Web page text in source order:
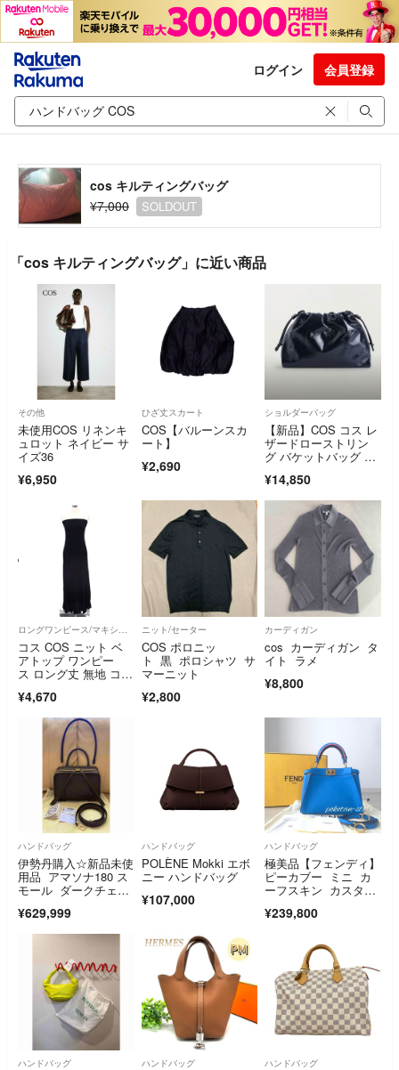
ログイン 会員登録
cos キルティングバッグ
¥7,000
SOLDOUT
「cos キルティングバッグ」に近い商品
その他
未使用COS リネンキ
ュロット ネイビー サ
イズ36
¥6,950
ひざ丈スカート
COS【バルーンスカ
ート】
¥2,690
ショルダーバッグ
【新品】COS コス レ
ザードローストリン
グ バケットバッグ ネ
¥14,850
ロングワンピース/マキシワンピース
コス COS ニット ベ
アトップ ワンピー
ス ロング丈 無地 コッ
¥4,670
ニット/セーター
COS ポロニッ
ト 黒 ポロシャツ サ
マーニット
¥2,800
カーディガン
cos カーディガン タ
イト ラメ
¥8,800
ハンドバッグ
伊勢丹購入☆新品未使
用品 アマソナ180 ス
モール ダークチェス
¥629,999
ハンドバッグ
POLÈNE Mokki エボ
ニー ハンドバッグ
¥107,000
ハンドバッグ
極美品【フェンディ】
ピーカブー ミニ カ
ーフスキン カスタマ
ッグ
¥239,800
ハンドバッグ ハンドバッグ ハンドバッグ